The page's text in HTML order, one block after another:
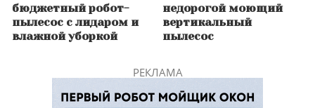
бюджетный робот-
пылесос с лидаром и
влажной уборкой
недорогой моющий
вертикальный
пылесос
РЕКЛАМА